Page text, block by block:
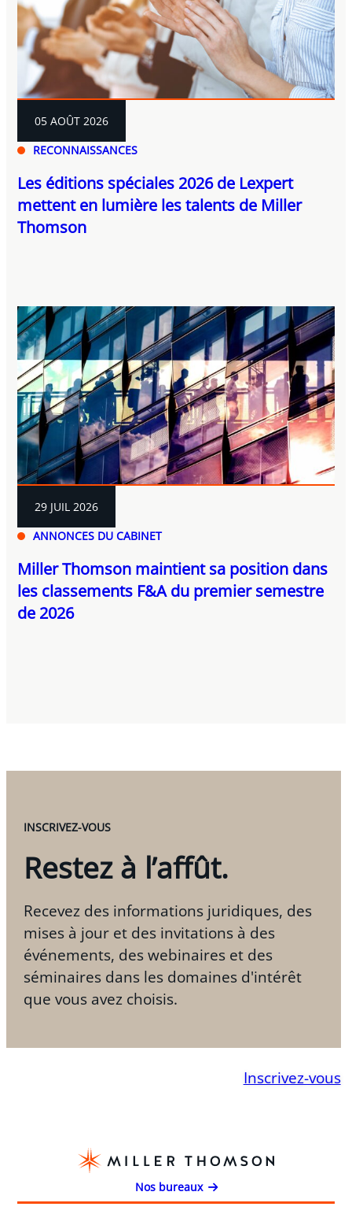
RECONNAISSANCES
05 AOÛT 2026
Les éditions spéciales 2026 de Lexpert
mettent en lumière les talents de Miller
Thomson
ANNONCES DU CABINET
29 JUIL 2026
Miller Thomson maintient sa position dans
les classements F&A du premier semestre
de 2026
INSCRIVEZ-VOUS
Restez à l’affût.
Recevez des informations juridiques, des
mises à jour et des invitations à des
événements, des webinaires et des
séminaires dans les domaines d'intérêt
que vous avez choisis.
Inscrivez-vous
Nos bureaux